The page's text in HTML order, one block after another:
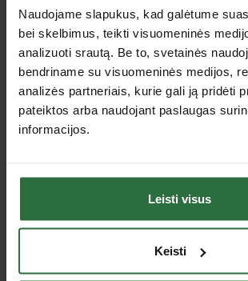
Naudojame slapukus, kad galėtume
bei skelbimus, teikti visuomeninės
analizuoti srautą. Be to, svetainės
bendriname su visuomeninės medijos,
analizės partneriais, kurie gali ją pridėti
pateiktos arba naudojant paslaugas
informacijos.
Leisti visus
Keisti
Matavimo tikslumas normalioje
padėtyje
0,029° /
Matavimo paviršius
Gulsčiuko tipas
1 x
akutė
Galiniai dangteliai
Nepavyko užkrauti prekių sąrašo.
Peržiūrėtos prekės